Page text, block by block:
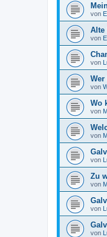
von
Alte
von
von
von
Wo
von
von
von
Zu
von
von
von